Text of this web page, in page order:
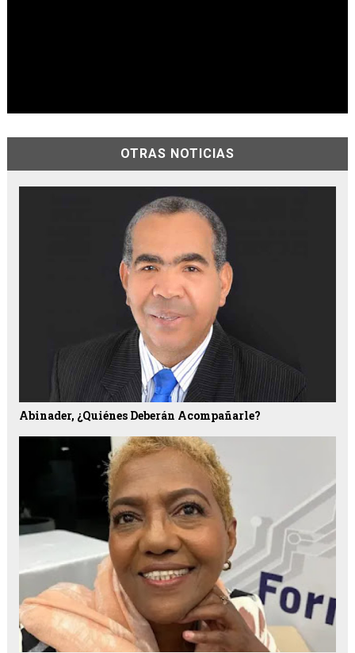
OTRAS NOTICIAS
Abinader, ¿quiénes Deberán Acompañarle?